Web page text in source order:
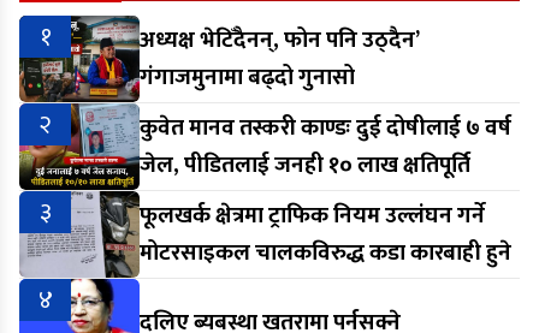
१
अध्यक्ष भेटिँदैनन्, फोन पनि उठ्दैन’
गंगाजमुनामा बढ्दो गुनासो
२
कुवेत मानव तस्करी काण्डः दुई दोषीलाई ७ वर्ष
जेल, पीडितलाई जनही १० लाख क्षतिपूर्ति
३
फूलखर्क क्षेत्रमा ट्राफिक नियम उल्लंघन गर्ने
मोटरसाइकल चालकविरुद्ध कडा कारबाही हुने
४
दलिए ब्यबस्था खतरामा पर्नसक्ने